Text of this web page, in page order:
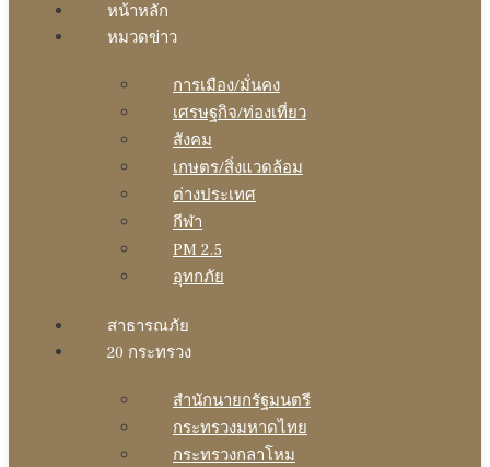
หน้าหลัก
หมวดข่าว
การเมือง/มั่นคง
เศรษฐกิจ/ท่องเที่ยว
สังคม
เกษตร/สิ่งแวดล้อม
ต่างประเทศ
กีฬา
PM 2.5
อุทกภัย
สาธารณภัย
20 กระทรวง
สํานักนายกรัฐมนตรี
กระทรวงมหาดไทย
กระทรวงกลาโหม